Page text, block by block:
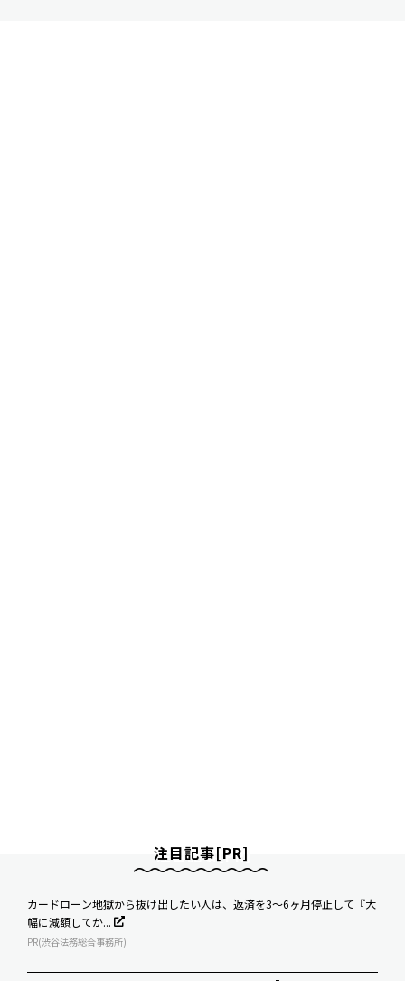
注目記事[PR]
カードローン地獄から抜け出したい人は、返済を3～6ヶ月停止して『大
幅に減額してか...
PR(渋谷法務総合事務所)